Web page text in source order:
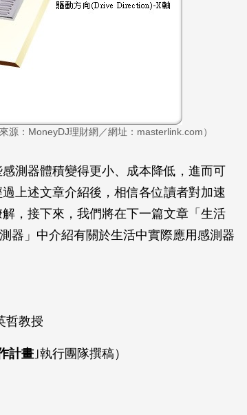
源：MoneyDJ理財網／網址：masterlink.com）
測器體積變得更小、成本降低，進而可
上述文章介紹後，相信各位讀者對加速
，接下來，我們將在下一篇文章「生活
器」中介紹有關於生活中實際應用感測器
哲教授
計畫 ｣執行團隊撰稿）